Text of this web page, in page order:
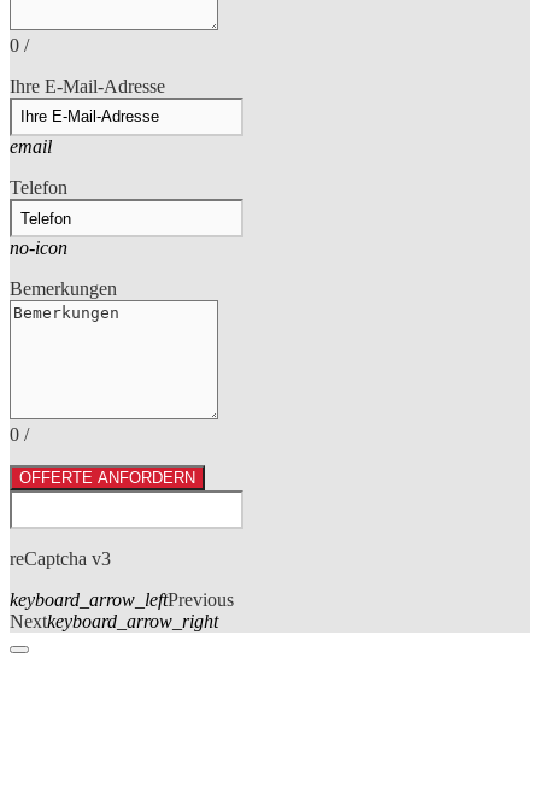
0 /
Ihre E-Mail-Adresse
email
Telefon
no-icon
Bemerkungen
0 /
OFFERTE ANFORDERN
reCaptcha v3
keyboard_arrow_leftPrevious
Nextkeyboard_arrow_right